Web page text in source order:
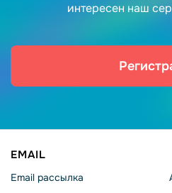
интересен наш
EMAIL
Email рассылка